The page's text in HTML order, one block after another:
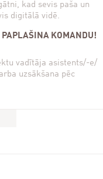
kad sevis paša un
digitālā vidē.
KOMANDU!
vadītāja asistents/-e/
uzsākšana pēc